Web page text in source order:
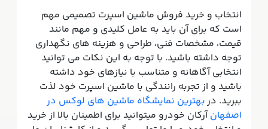
انتخاب و خرید فروش ماشین اسپرت تصمیمی مهم
است که برای آن باید به عامل کلیدی و مهم مانند
قیمت، مشخصات فنی، طراحی و هزینه های نگهداری
توجه داشته باشید. با توجه به این نکات می توانید
انتخابی آگاهانه و متناسب با نیازهای خود داشته
باشید و از تجربه رانندگی با ماشین اسپرت خود لذت
ببرید. دربهترین نمایشگاه ماشین های لوکس در
اصفهانآرکان خودرو میتوانید برای اطمینان بالا از خرید